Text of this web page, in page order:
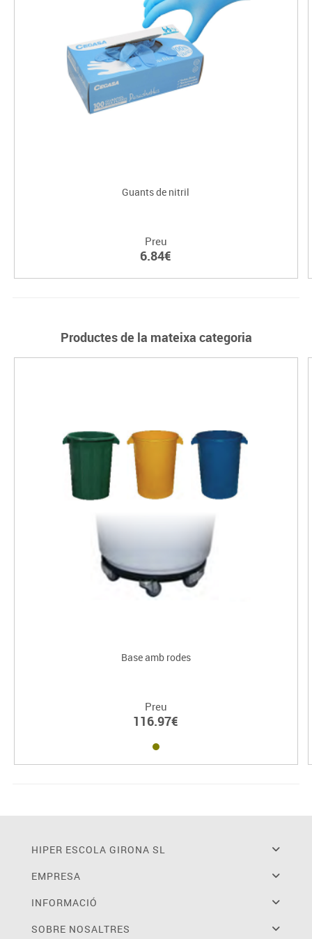
Guants de nitril
Preu
6.84€
Productes de la mateixa categoria
Base amb rodes
Preu
116.97€
HIPER ESCOLA GIRONA SL
EMPRESA
INFORMACIÓ
SOBRE NOSALTRES